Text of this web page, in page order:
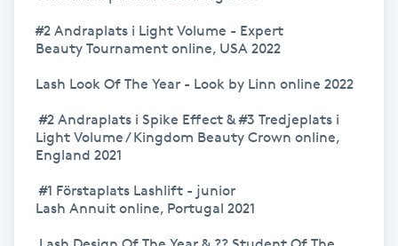
Hyperhidros
Hypnos
Hårborttagning
Hårbottenbehandling
#2 Andraplats i Light Volume - Expert
Beauty Tournament online, USA 2022
Lash Look Of The Year - Look by Linn online 2022
#2 Andraplats i Spike Effect & #3 Tredjeplats i
Light Volume / Kingdom Beauty Crown online,
England 2021
#1 Förstaplats Lashlift - junior
Lash Annuit online, Portugal 2021